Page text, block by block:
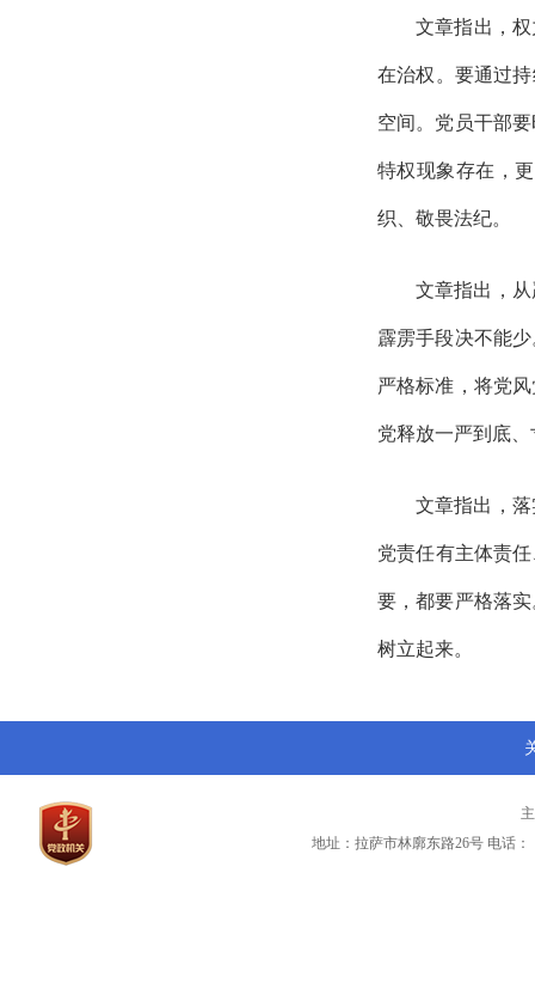
文章指出，
在治权。要通过
空间。党员干部
特权现象存在，
织、敬畏法纪。
文章指出，
霹雳手段决不能
严格标准，将党
党释放一严到底
文章指出，
党责任有主体责
要，都要严格落
树立起来。
地址：拉萨市林廓东路26号 电话：